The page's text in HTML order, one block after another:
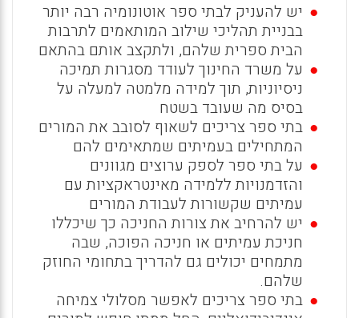
יש להעניק לבתי ספר אוטונומיה רבה יותר
בבניית תהליכי שילוב המותאמים לתרבות
הבית ספרית שלהם, ולתקצב אותם בהתאם
על משרד החינוך לעודד מסגרות תמיכה
ניסיוניות, תוך למידה מלמטה למעלה על
בסיס מה שעובד בשטח
בתי ספר צריכים לשאוף לסובב את המורים
המתחילים בעמיתים שמתאימים להם
על בתי ספר לספק ערוצים מגוונים
והזדמנויות ללמידה מאינטראקציות עם
עמיתים שקשורות לעבודת המורים
יש להרחיב את צורות החניכה כך שיכללו
חניכת עמיתים או חניכה הפוכה, שבה
מתמחים יכולים גם להדריך בתחומי החוזק
שלהם.
בתי ספר צריכים לאפשר מסלולי צמיחה